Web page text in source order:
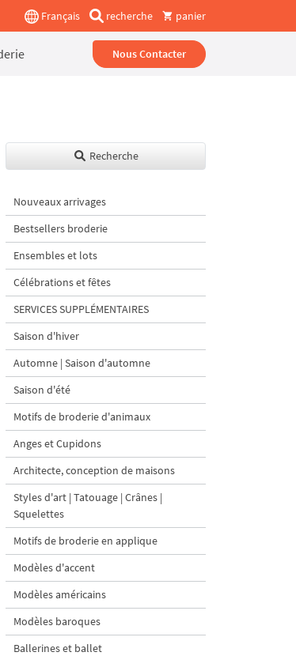
Français recherche panier
Nous Contacter
Recherche
Nouveaux arrivages
Bestsellers broderie
Ensembles et lots
Célébrations et fêtes
SERVICES SUPPLÉMENTAIRES
Saison d'hiver
Automne | Saison d'automne
Saison d'été
Motifs de broderie d'animaux
Anges et Cupidons
Architecte, conception de maisons
Styles d'art | Tatouage | Crânes |
Squelettes
Motifs de broderie en applique
Modèles d'accent
Modèles américains
Modèles baroques
Ballerines et ballet